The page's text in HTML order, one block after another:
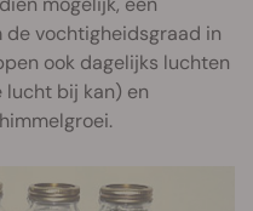
vochtigheidsgraad in
ook dagelijks luchten
bij kan) en